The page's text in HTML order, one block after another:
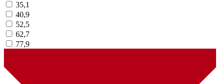
35,1
40,9
52,5
62,7
77,9